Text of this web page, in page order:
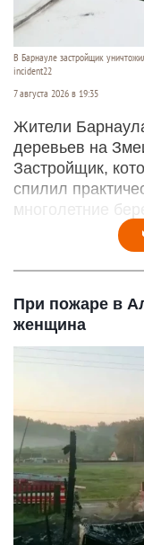
В Барнауле застройщик
incident22
7 августа 2026 в 19:35
Жители
деревьев на
Застройщик,
спилил
многолетние
При пожаре в
женщина